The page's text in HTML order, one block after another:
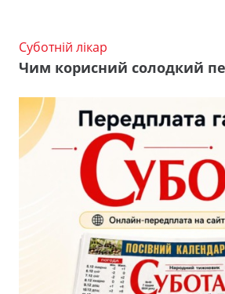
Суботній лікар
Чим корисний солодкий